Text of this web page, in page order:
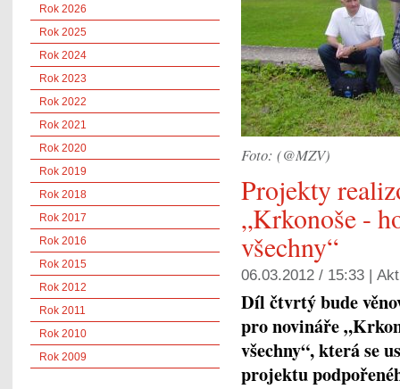
Foto: (@MZV)
Projekty
„Krkonoše -
všechny“
06.03.2012 / 15:33 |
Díl čtvrtý bude
pro novináře
všechny“, která se
projektu
Rok 2026
Rok 2025
Rok 2024
Rok 2023
Rok 2022
Rok 2021
Rok 2020
Rok 2019
Rok 2018
Rok 2017
Rok 2016
Rok 2015
Rok 2012
Rok 2011
Rok 2010
Rok 2009